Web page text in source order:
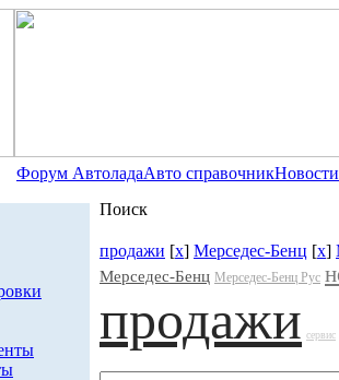
Форум АвтоладаАвто справочник
Поиск
продажи [x] Мерседес-Бенц [x]
Мерседес-Бенц Мерседес-Бенц Рус
продажи сервис